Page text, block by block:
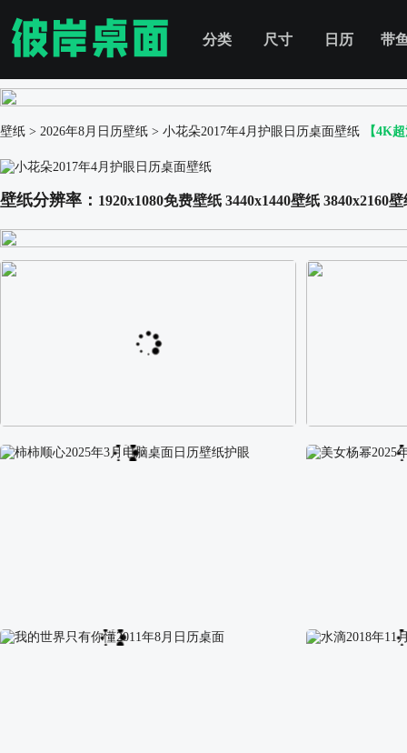
分类 尺寸 日历 带
壁纸 > 2026年8月日历壁纸 > 小花朵2017年4月护眼日历桌面壁纸 【4K
壁纸分辨率： 1920x1080免费壁纸 3440x1440壁纸 3840x2160壁
阿尔卑斯山区自然风景壁纸 校园长发可爱
柿柿顺心2025年3月电脑桌面日历壁纸护眼 美女杨幂2025